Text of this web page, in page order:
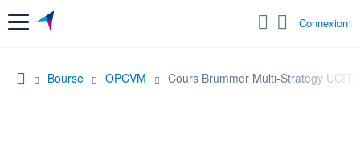
Menu Connexion
Bourse OPCVM Cours Brummer Multi-Strategy